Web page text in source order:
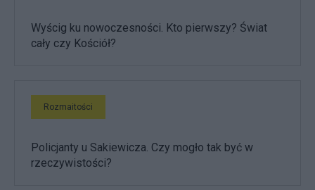
Wyścig ku nowoczesności. Kto pierwszy? Świat
cały czy Kościół?
Rozmaitości
Policjanty u Sakiewicza. Czy mogło tak być w
rzeczywistości?